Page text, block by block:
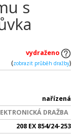
s
vydraženo
(zobrazit průběh dražby)
nařízená
DRAŽBA
208 EX 854/24-253